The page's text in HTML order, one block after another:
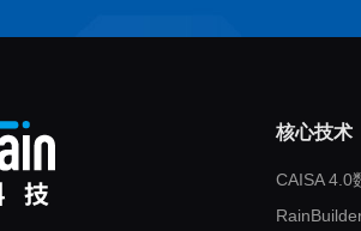
核心技术
CAISA 4.0